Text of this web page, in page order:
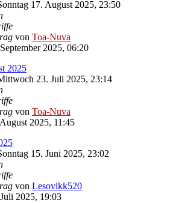
17. August 2025, 23:50
von Toa-Nuva
2025, 06:20
2025
23. Juli 2025, 23:14
von Toa-Nuva
2025, 11:45
15. Juni 2025, 23:02
von Lesovikk520
2025, 19:03